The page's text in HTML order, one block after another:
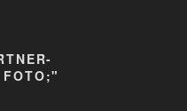
FOTO;"